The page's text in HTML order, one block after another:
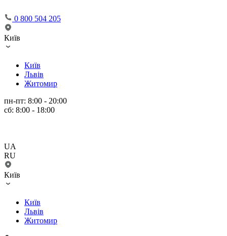
0 800 504 205
Київ
Київ
Львів
Житомир
пн-пт: 8:00 - 20:00
сб: 8:00 - 18:00
UA
RU
Київ
Київ
Львів
Житомир